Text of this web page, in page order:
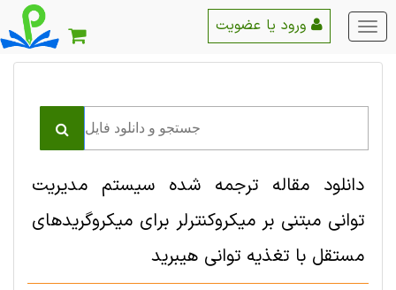
منو
اصلی
دانلود مقاله ترجمه شده سیستم مدیریت
توانی مبتنی بر میکروکنترلر برای میکروگریدهای
مستقل با تغذیه توانی هیبرید